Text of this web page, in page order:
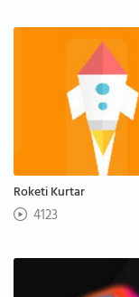
Roketi Kurtar
4123